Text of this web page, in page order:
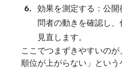
効果を測定する：公
問者の動きを確認し
見直します。
ここでつまずきやすいの
順位が上がらない」という